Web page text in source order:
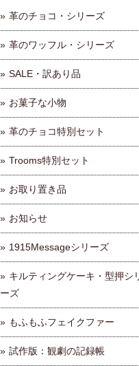
革のチョコ・シリーズ
革のワッフル・シリーズ
SALE・訳あり品
お菓子な小物
革のチョコ特別セット
Trooms特別セット
お取り置き品
お知らせ
1915Messageシリーズ
キルティングケーキ・型押シ
ーズ
もふもふフェイクファー
試作版：観劇の記録帳